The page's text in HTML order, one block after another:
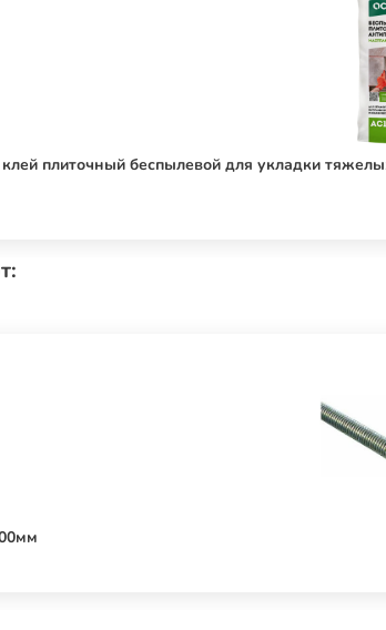
плиточный беспылевой для укладки